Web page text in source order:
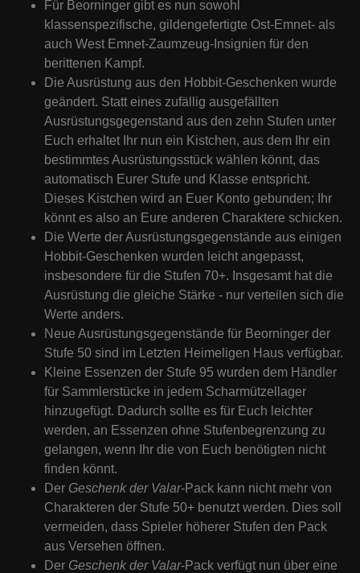
Für Beorninger gibt es nun sowohl
klassenspezifische, gildengefertigte Ost-Emnet- als
auch West Emnet-Zaumzeug-Insignien für den
berittenen Kampf.
Die Ausrüstung aus den Hobbit-Geschenken wurde
geändert. Statt eines zufällig ausgefällten
Ausrüstungsgegenstand aus den zehn Stufen unter
Euch erhaltet Ihr nun ein Kistchen, aus dem Ihr ein
bestimmtes Ausrüstungsstück wählen könnt, das
automatisch Eurer Stufe und Klasse entspricht.
Dieses Kistchen wird an Euer Konto gebunden; Ihr
könnt es also an Eure anderen Charaktere schicken.
Die Werte der Ausrüstungsgegenstände aus einigen
Hobbit-Geschenken wurden leicht angepasst,
insbesondere für die Stufen 70+. Insgesamt hat die
Ausrüstung die gleiche Stärke - nur verteilen sich die
Werte anders.
Neue Ausrüstungsgegenstände für Beorninger der
Stufe 50 sind im Letzten Heimeligen Haus verfügbar.
Kleine Essenzen der Stufe 95 wurden dem Händler
für Sammlerstücke in jedem Scharmützellager
hinzugefügt. Dadurch sollte es für Euch leichter
werden, an Essenzen ohne Stufenbegrenzung zu
gelangen, wenn Ihr die von Euch benötigten nicht
finden könnt.
Der Geschenk der Valar-Pack kann nicht mehr von
Charakteren der Stufe 50+ benutzt werden. Dies soll
vermeiden, dass Spieler höherer Stufen den Pack
aus Versehen öffnen.
Der Geschenk der Valar-Pack verfügt nun über eine